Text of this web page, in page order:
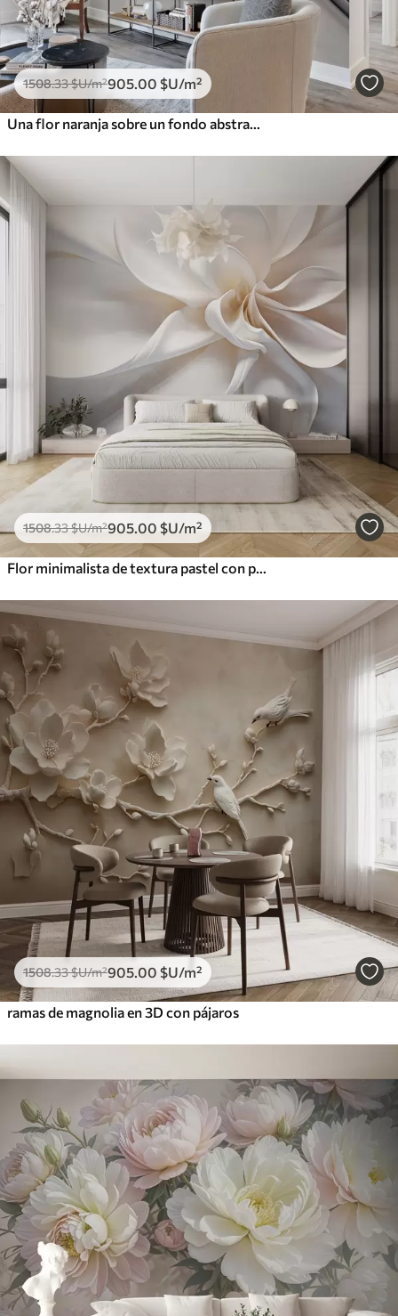
1508.33$U/m²905 .00 $U/m²
1508.33$U/m²905 .00 $U/m²
1508.33$U/m²905 .00 $U/m²
ramas de magnolia en 3D con pájaros